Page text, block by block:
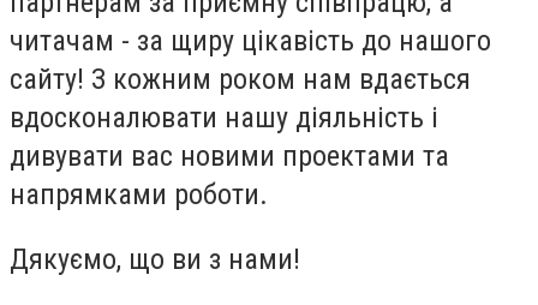
читачам - за щиру цікавість до нашого
сайту! З кожним роком нам вдається
вдосконалювати нашу діяльність і
дивувати вас новими проектами та
напрямками роботи.
Дякуємо, що ви з нами!